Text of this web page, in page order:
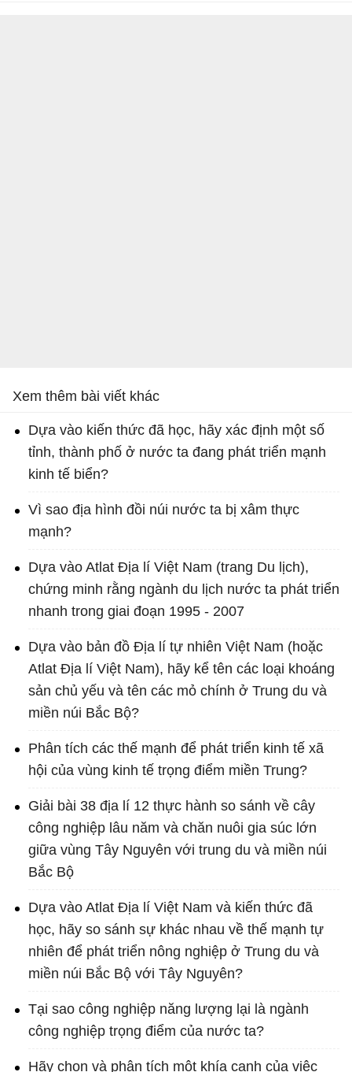
Xem thêm bài viết khác
Dựa vào kiến thức đã học, hãy xác định một số
tỉnh, thành phố ở nước ta đang phát triển mạnh
kinh tế biển?
Vì sao địa hình đồi núi nước ta bị xâm thực
mạnh?
Dựa vào Atlat Địa lí Việt Nam (trang Du lịch),
chứng minh rằng ngành du lịch nước ta phát triển
nhanh trong giai đoạn 1995 - 2007
Dựa vào bản đồ Địa lí tự nhiên Việt Nam (hoặc
Atlat Địa lí Việt Nam), hãy kể tên các loại khoáng
sản chủ yếu và tên các mỏ chính ở Trung du và
miền núi Bắc Bộ?
Phân tích các thế mạnh để phát triển kinh tế xã
hội của vùng kinh tế trọng điểm miền Trung?
Giải bài 38 địa lí 12 thực hành so sánh về cây
công nghiệp lâu năm và chăn nuôi gia súc lớn
giữa vùng Tây Nguyên với trung du và miền núi
Bắc Bộ
Dựa vào Atlat Địa lí Việt Nam và kiến thức đã
học, hãy so sánh sự khác nhau về thế mạnh tự
nhiên để phát triển nông nghiệp ở Trung du và
miền núi Bắc Bộ với Tây Nguyên?
Tại sao công nghiệp năng lượng lại là ngành
công nghiệp trọng điểm của nước ta?
Hãy chọn và phân tích một khía cạnh của việc